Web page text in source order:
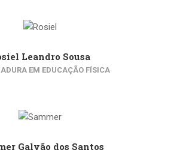
Leandro Sousa
EM EDUCAÇÃO FÍSICA
Galvão dos Santos